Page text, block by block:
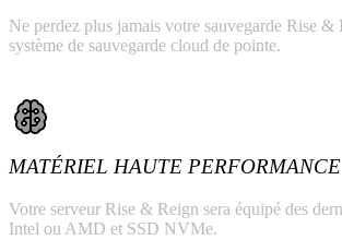
Ne perdez plus jamais votre sauvegarde Rise &
système de sauvegarde cloud de pointe.
MATÉRIEL HAUTE PERFORMANCE
Votre serveur Rise & Reign sera équipé des
Intel ou AMD et SSD NVMe.